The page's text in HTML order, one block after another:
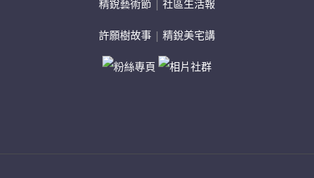
精銳藝術節 | 社區生活報
許願樹故事 | 精銳美宅講
粉絲專頁 相片社群